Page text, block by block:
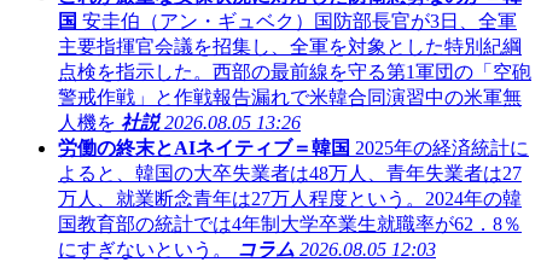
国 安圭伯（アン・ギュベク）国防部長官が3日、全軍
主要指揮官会議を招集し、全軍を対象とした特別紀綱
点検を指示した。西部の最前線を守る第1軍団の「空砲
警戒作戦」と作戦報告漏れで米韓合同演習中の米軍無
人機を 社説 2026.08.05 13:26
労働の終末とAIネイティブ＝韓国 2025年の経済統計に
よると、韓国の大卒失業者は48万人、青年失業者は27
万人、就業断念青年は27万人程度という。2024年の韓
国教育部の統計では4年制大学卒業生就職率が62．8％
にすぎないという。
コラム 2026.08.05 12:03